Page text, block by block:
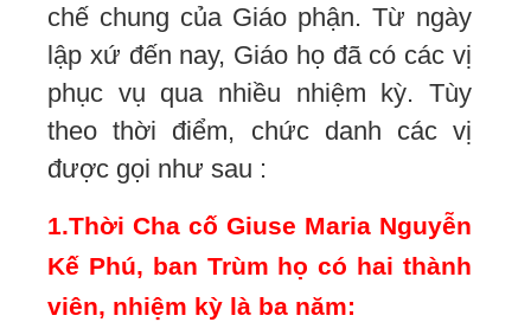
chế chung của Giáo phận. Từ ngày
lập xứ đến nay, Giáo họ đã có các vị
phục vụ qua nhiều nhiệm kỳ. Tùy
theo thời điểm, chức danh các vị
được gọi như sau :
1.Thời Cha cố Giuse Maria Nguyễn
Kế Phú, ban Trùm họ có hai thành
viên, nhiệm kỳ là ba năm: